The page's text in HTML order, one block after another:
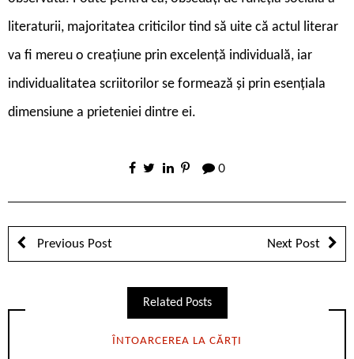
literaturii, majoritatea criticilor tind să uite că actul literar
va fi mereu o creațiune prin excelență individuală, iar
individualitatea scriitorilor se formează și prin esențiala
dimensiune a prieteniei dintre ei.
0
Previous Post Next Post
Related Posts
ÎNTOARCEREA LA CĂRȚI